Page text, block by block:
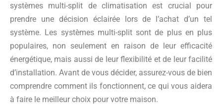
systèmes multi-split de climatisation est crucial pour
prendre une décision éclairée lors de l’achat d’un tel
système. Les systèmes multi-split sont de plus en plus
populaires, non seulement en raison de leur efficacité
énergétique, mais aussi de leur flexibilité et de leur facilité
d’installation. Avant de vous décider, assurez-vous de bien
comprendre comment ils fonctionnent, ce qui vous aidera
à faire le meilleur choix pour votre maison.